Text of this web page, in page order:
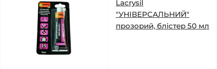
Lacrysil
"УНІВЕРСАЛЬНИЙ"
прозорий, блістер 50 мл